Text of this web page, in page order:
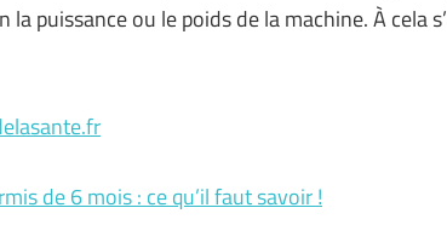
la puissance ou le poids de la machine. À cela
de 6 mois : ce qu’il faut savoir !